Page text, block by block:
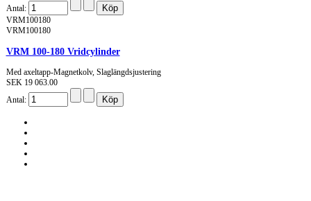
Antal:
VRM100180
VRM100180
VRM 100-180 Vridcylinder
Med axeltapp-Magnetkolv, Slaglängdsjustering
SEK 19 063.00
Antal: